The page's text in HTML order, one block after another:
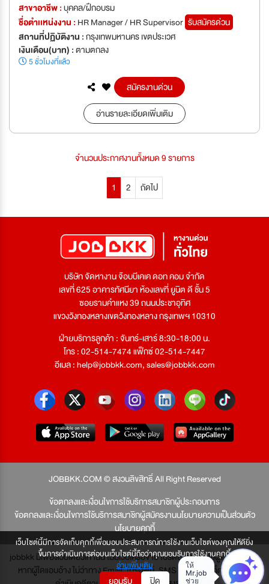
เว็บไซต์นี้มีการจัดเก็บคุกกี้เพื่อมอบประสบการณ์การใช้งานเว็บไซต์ของคุณให้ดียิ่ง
ขึ้นการดำเนินการต่อบนเว็บไซต์นี้ถือว่าคุณยอมรับการใช้งานคุกกี้
อ่านเพิ่มเติม
ยอมรับ ปิด
สาขาอาชีพ :บุคคล/ฝึกอบรม
ชื่อตำเเหน่งงาน : HR Manager / HR Supervisor รับสมัครด่วน
สถานที่ปฏิบัติงาน :กรุงเทพมหานคร เขตประเวศ
เงินเดือน(บาท) :ตามตกลง
5 ชั่วโมงที่แล้ว
สมัครงานด่วน
อ่านรายละเอียดเพิ่มเติม
จำนวนประกาศงานทั้งหมด 9 รายการ
1 2 ถัดไป
บริษัท จัดหางาน จ๊อบบีเคเค ดอท คอม จำกัด
เลขที่ 625 อาคารทัศนียา ห้องเลขที่ ยูนิต ดี ชั้น 5
ซอยรามคำแหง 39 ถนนประชาอุทิศ
แขวงวังทองหลางเขตวังทองหลาง กรุงเทพฯ 10310
ฝ่ายบริการลูกค้า : จันทร์-เสาร์ 8:30-18:00 น.
โทร : 02-514-7474 แฟ็กซ์ 02-514-7447
อีเมล :help@jobbkk.com,sales@jobbkk.com
JOBBKK.COM © สงวนลิขสิทธิ์ All Right Reserved
ข้อตกลงและเงื่อนไขการใช้บริการสมาชิกผู้ประกอบการ
ข้อตกลงและเงื่อนไขการใช้บริการสมาชิกผู้สมัครงานนโยบายความเป็นส่วนตัว
นโยบายคุกกี้
jobbkk มีเพียงเว็บเดียวเท่านั้น ไม่มีเว็บเครือข่าย โปรดอย่าหลงเชื่อผู้แอบอ้าง และ
หากผู้ใดแอบอ้าง ไม่ว่าทาง Email, โทรศัพท์, SMS หรือทางใดก็ตาม จะถูก